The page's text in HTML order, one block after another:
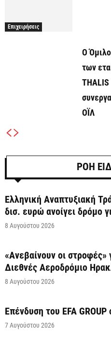
Επιχειρήσεις
Ο
των
THALIS
ΟΪΛ
ΡΟΗ
Ελληνική Αναπτυξιακή
δισ. ευρώ ανοίγει δρόμο
8 Αυγούστου 2026
«Ανεβαίνουν οι στροφές»
Διεθνές Αεροδρόμιο
8 Αυγούστου 2026
Επένδυση του EFA
7 Αυγούστου 2026